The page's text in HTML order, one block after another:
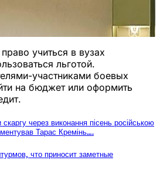
учиться в вузах
льготой.
участниками боевых
на бюджет или оформить
через виконання пісень російською
Тарас Кремінь….
что приносит заметные